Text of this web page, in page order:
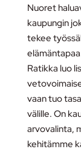
Nuoret
kaupungin
tekee
Ratikka luo
vaan tuo
välille. On
arvovalinta,
kehitämme